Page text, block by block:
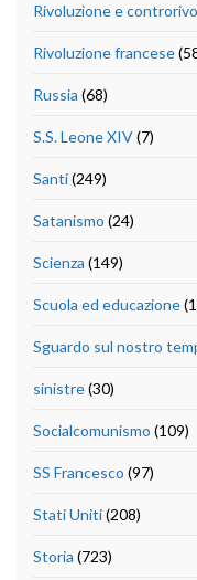
Rivoluzione e
Rivoluzione francese
Russia (68)
S.S. Leone XIV(7)
Santi(249)
Satanismo (24)
Scienza (149)
Scuola ed educazione
Sguardo sul nostro
sinistre(30)
Socialcomunismo (109)
SS Francesco (97)
Stati Uniti(208)
Storia (723)